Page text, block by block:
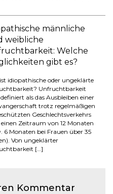
männliche
weibliche
Welche
gibt es?
idiopathische oder ungeklärte
Unfruchtbarkeit
als das Ausbleiben einer
trotz regelmäßigen
Geschlechtsverkehrs
Zeitraum von 12 Monaten
6 Monaten bei Frauen über 35
Von ungeklärter
[…]
Kommentar